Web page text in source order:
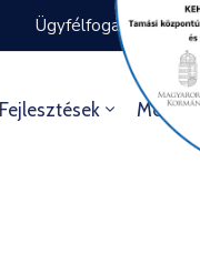
Ügyfélfogadás rendje
Fejlesztések Média